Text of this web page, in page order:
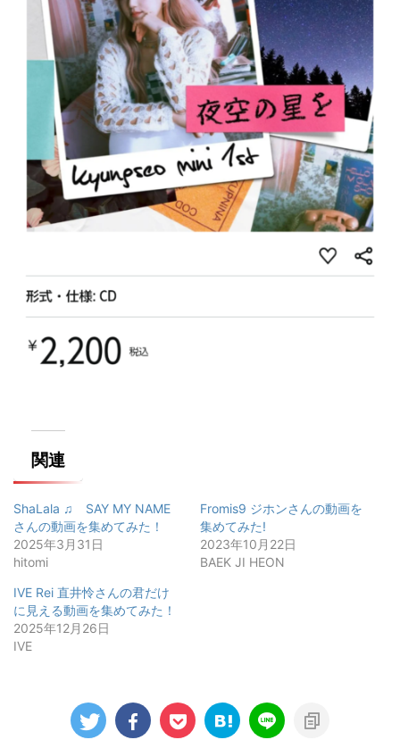
関連
ShaLala ♫ SAY MY NAME
さんの動画を集めてみた！
2025年3月31日
hitomi
Fromis9 ジホンさんの動画を
集めてみた!
2023年10月22日
BAEK JI HEON
IVE Rei 直井怜さんの君だけ
に見える動画を集めてみた！
2025年12月26日
IVE